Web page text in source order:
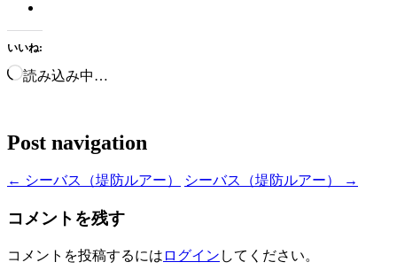
いいね:
読み込み中…
Post navigation
← シーバス（堤防ルアー） シーバス（堤防ルアー） →
コメントを残す
コメントを投稿するには ログイン してください。